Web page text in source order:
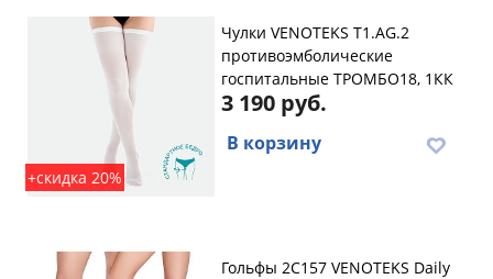
+скидка 20%
Чулки VENOTEKS T1.AG.2
противоэмболические
госпитальные ТРОМБО18, 1КК
3 190 руб.
В корзину
Гольфы 2C157 VENOTEKS Daily